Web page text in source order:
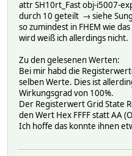
Complete_Daily_Yield
Complete_DC_Power
attr SH10rt_Fast obj-
durch 10 geteilt → siehe
so zumindest in FHEM wie
wird weiß ich allerdings nicht.
Zu den gelesenen Werten:
Bei mir habd die
selben Werte. Dies ist
Wirkungsgrad von 100%.
Der Registerwert Grid State
den Wert Hex FFFF statt AA
Ich hoffe das konnte ihnen